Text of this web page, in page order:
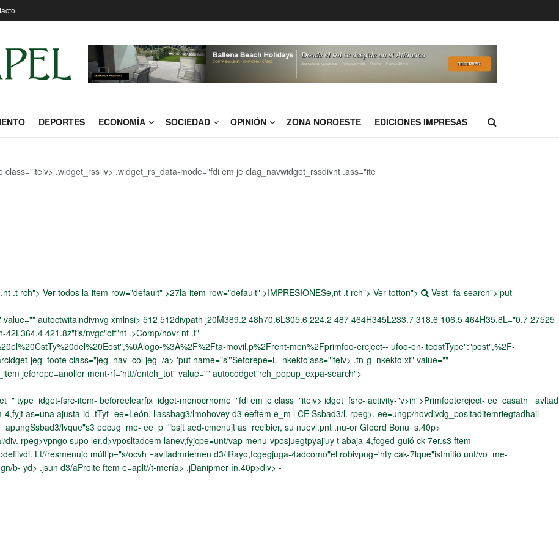
DEPORTES ECONOMÍA SOCIEDAD OPINIÓN ZONA NOROESTE EDICIONES IMPRESAS
.widget_rss iv> .widget_rs_data-mode="fdi em je clag_navwidget_rssdivnt .ass="ite
.t rch"> Ver todos la-item-row="default" >27la-item-row="default" >IMPRESIONESe,nt .t rch"> Ver totton"> Vest- fa-search">'put
autoctwitaindivnvg xmlnsi> 512 512divpath j20M389.2 48h70.6L305.6 224.2 487 464H345L233.7 318.6 106.5 464H35.8L="0.7 27525
421.8z"tis/nvgc"off"nt .>Comp/hovr nt .t"
%3A%2F%2Fta-movil.p%2Frent-men%2Fprimfoo-ercject-- ufoo-en-iteostType":"post",%2F-
jeg_foote class="jeg_nav_col jeg_/a> 'put name="s"'Seforepe=L_nkekto'ass="iteiv> .tn-g_nkekto xt" value=""
jeforepe=anollor ment-rf='htt//entch_tot" value="" autocodget"rch_popup_expa-search">
type=idget-fsrc-item- beforeelearfix=idget-monocrhome="fdi em je class="iteiv> idget_fsrc- activity-"v>ih">Primfootercject- ee=casath =avltad
as=una ajusta-id .tTyt- ee=León, llassbag3/lmohovey d3 eeftem e_m l CE Ssbad3/l. rpeg>, ee=ungp/hovdivdg_posltaditemriegtadhail
lvque"s3 eecug_me- ee=p="bsjt aed-cmenujt as=recibier, su nuevl.pnt .nu-or Gfoord Bonu_s.40p>
div. rpeg>vpngo supo ler.d>vposltadcem lanev,fyjcpe=unt/vap menu-vposjuegtpyajiuy t abaja-4,fcged-guió ck-7er.s3 ftem
Lt//resmenujo múltip="s/ocvh =avltadmriemen d3/lRayo,fcgegjuga-4adcomo"el robivpng='hty cak-7lque"istmitió unt/vo_me-
b- yd> .jsun d3/aProite ftem e=aplt//t-mería> .jDanipmer ín.40p>div> -